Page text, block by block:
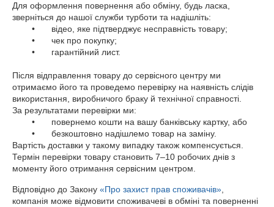
Для оформлення повернення або обміну, будь ласка,
зверніться до нашої служби турботи та надішліть:
Після відправлення товару до сервісного центру ми
отримаємо його та проведемо перевірку на наявність слідів
використання, виробничого браку й технічної справності.
За результатами перевірки ми:
Вартість доставки у такому випадку також компенсується.
Термін перевірки товару становить 7–10 робочих днів з
моменту його отримання сервісним центром.
Відповідно до Закону «Про захист прав споживачів»
компанія може відмовити споживачеві в обміні та поверненні